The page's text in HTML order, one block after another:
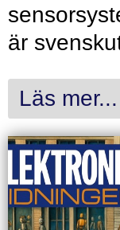
är
Läs mer...